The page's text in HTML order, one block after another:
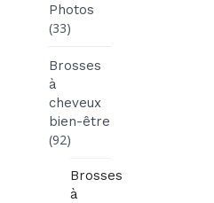
Photos
(33)
Brosses
à
cheveux
bien-être
(92)
Brosses
à